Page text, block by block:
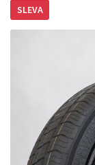
SLEVA